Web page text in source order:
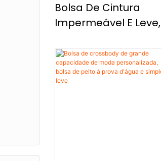
Bolsa De Cintura
Impermeável E Leve,
De Peito De Grande
Capacidade